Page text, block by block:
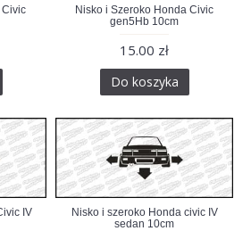
Civic
Nisko i Szeroko Honda Civic
gen5Hb 10cm
15.00 zł
Do koszyka
IV
Nisko i szeroko Honda civic IV
sedan 10cm